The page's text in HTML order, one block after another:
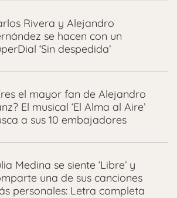
Rivera y Alejandro
se hacen con un
‘Sin despedida’
el mayor fan de Alejandro
El musical ‘El Alma al Aire’
a sus 10 embajadores
Medina se siente ‘Libre’ y
una de sus canciones
personales: Letra completa